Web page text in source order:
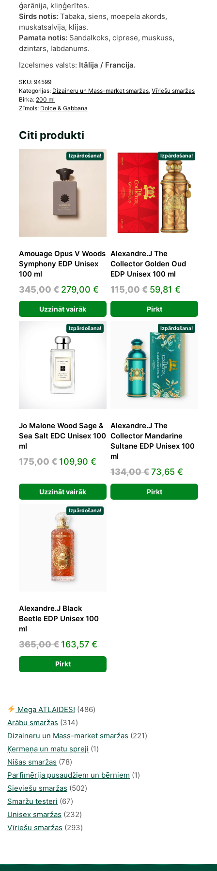
ģerānija, kliņģerītes.
Sirds notis: Tabaka, siens, moepela akords,
muskatsalvija, klijas.
Pamata notis: Sandalkoks, ciprese, muskuss,
dzintars, labdanums.
Izcelsmes valsts: Itālija / Francija.
SKU: 94599
Kategorijas: Dizaineru un Mass-market smaržas, Vīriešu smaržas
Birka: 200 ml
Zīmols: Dolce & Gabbana
Citi produkti
Izpārdošana!
Amouage Opus V Woods
Symphony EDP Unisex
100 ml
345,00€ Original
price
was:
345,00 €.
279,00 € Current
price
is:
279,00 €.
Uzzināt vairāk
Izpārdošana!
Alexandre.J The
Collector Golden Oud
EDP Unisex 100 ml
115,00€ Original
price
was:
115,00 €.
59,81 €
price
is:
59,81 €.
Pirkt
Izpārdošana!
Jo Malone Wood Sage &
Sea Salt EDC Unisex 100
ml
175,00€ Original
was:
175,00 €.
109,90 € Current
price
is:
109,90 €.
Uzzināt vairāk
Izpārdošana!
Alexandre.J The
Collector Mandarine
Sultane EDP Unisex 100
ml
134,00€Original
price
was:
73,65 €
price
is:
Pirkt
Izpārdošana!
Alexandre.J Black
Beetle EDP Unisex 100
ml
365,00€ Original
price
was:
163,57 €
price
is:
Pirkt
Mega ATLAIDES! 486486
Arābu smaržas 314314
produkti
Dizaineru un Mass-market smaržas 221221
Ķermeņa un matu spreji 11
Nišas smaržas 7878
produkts
Parfimērija pusaudžiem un bērniem 11
Sieviešu smaržas 502502
Smaržu testeri 6767
produkts
Unisex smaržas 232232
produkts
Vīriešu smaržas 293293